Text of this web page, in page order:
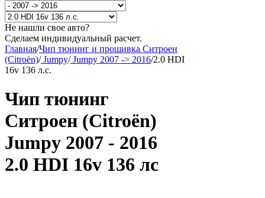
Не нашли свое авто?
Сделаем индивидуальный расчет.
Главная/Чип тюнинг и прошивка Ситроен
(Citroën)/Jumpy/Jumpy 2007 -> 2016/2.0 HDI
16v 136 л.с.
Чип тюнинг
Ситроен (Citroën)
Jumpy 2007 - 2016
2.0 HDI 16v 136 лс